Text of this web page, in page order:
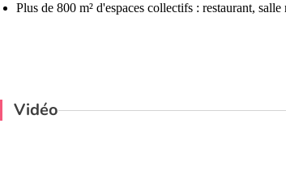
Plus de 800 m² d'espaces collectifs : restaurant,
Vidéo